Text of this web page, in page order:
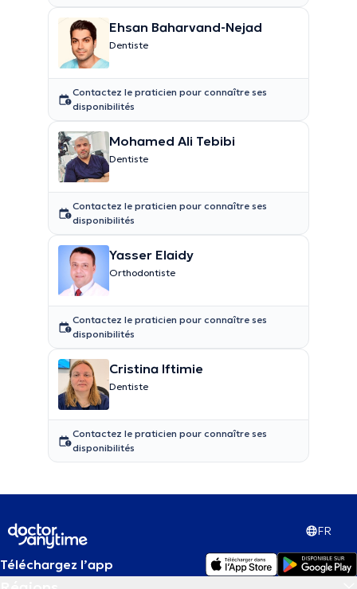
Ehsan Baharvand-Nejad
Dentiste
Contactez le praticien pour connaître ses
disponibilités
Mohamed Ali Tebibi
Dentiste
Contactez le praticien pour connaître ses
disponibilités
Yasser Elaidy
Orthodontiste
Contactez le praticien pour connaître ses
disponibilités
Cristina Iftimie
Dentiste
Contactez le praticien pour connaître ses
disponibilités
FR
Téléchargez l’app